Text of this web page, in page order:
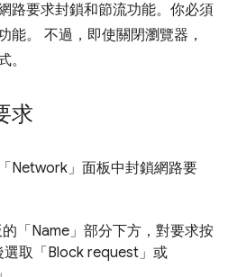
路要求封鎖和節流功能。你必須
能。 不過，即使關閉瀏覽器，
。
求
Network」 面板中封鎖網路要
「Name」 部分下方，對要求按
選取「Block request」或